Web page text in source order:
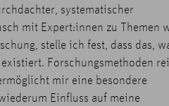
systematischer
mit Expert:innen zu Themen
stelle ich fest, dass das,
Forschungsmethoden
mir eine besondere
Einfluss auf meine